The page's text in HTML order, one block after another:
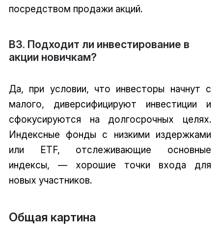
посредством продажи акций.
В3. Подходит ли инвестирование в
акции новичкам?
Да, при условии, что инвесторы начнут с
малого, диверсифицируют инвестиции и
сфокусируются на долгосрочных целях.
Индексные фонды с низкими издержками
или ETF, отслеживающие основные
индексы, — хорошие точки входа для
новых участников.
Общая картина